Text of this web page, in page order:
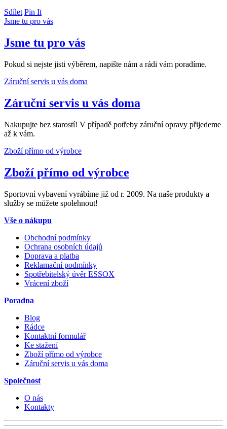
Sdílet Pin It
Jsme tu pro vás
Jsme tu pro vás
Pokud si nejste jisti výběrem, napište nám a rádi vám poradíme.
Záruční servis u vás doma
Záruční servis u vás doma
Nakupujte bez starostí! V případě potřeby záruční opravy přijedeme
až k vám.
Zboží přímo od výrobce
Zboží přímo od výrobce
Sportovní vybavení vyrábíme již od r. 2009. Na naše produkty a
služby se můžete spolehnout!
Vše o nákupu
Obchodní podmínky
Ochrana osobních údajů
Doprava a platba
Reklamační podmínky
Spotřebitelský úvěr ESSOX
Vrácení zboží
Poradna
Blog
Rádce
Kontaktní formulář
Ke stažení
Zboží přímo od výrobce
Záruční servis u vás doma
Společnost
O nás
Kontakty